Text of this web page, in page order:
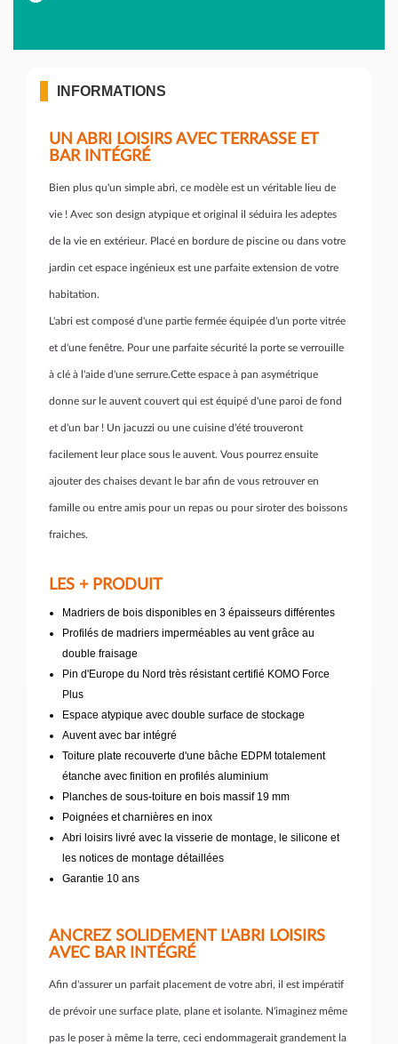
INFORMATIONS
UN ABRI LOISIRS AVEC TERRASSE ET
BAR INTÉGRÉ
Bien plus qu'un simple abri, ce modèle est un véritable lieu de
vie ! Avec son design atypique et original il séduira les adeptes
de la vie en extérieur. Placé en bordure de piscine ou dans votre
jardin cet espace ingénieux est une parfaite extension de votre
habitation.
L'abri est composé d'une partie fermée équipée d'un porte vitrée
et d'une fenêtre. Pour une parfaite sécurité la porte se verrouille
à clé à l'aide d'une serrure.Cette espace à pan asymétrique
donne sur le auvent couvert qui est équipé d'une paroi de fond
et d'un bar ! Un jacuzzi ou une cuisine d'été trouveront
facilement leur place sous le auvent. Vous pourrez ensuite
ajouter des chaises devant le bar afin de vous retrouver en
famille ou entre amis pour un repas ou pour siroter des boissons
fraiches.
LES + PRODUIT
Madriers de bois disponibles en 3 épaisseurs différentes
Profilés de madriers imperméables au vent grâce au
double fraisage
Pin d'Europe du Nord très résistant certifié KOMO Force
Plus
Espace atypique avec double surface de stockage
Auvent avec bar intégré
Toiture plate recouverte d'une bâche EDPM totalement
étanche avec finition en profilés aluminium
Planches de sous-toiture en bois massif 19 mm
Poignées et charnières en inox
Abri loisirs livré avec la visserie de montage, le silicone et
les notices de montage détaillées
Garantie 10 ans
ANCREZ SOLIDEMENT L'ABRI LOISIRS
AVEC BAR INTÉGRÉ
Afin d'assurer un parfait placement de votre abri, il est impératif
de prévoir une surface plate, plane et isolante. N'imaginez même
pas le poser à même la terre, ceci endommagerait grandement la